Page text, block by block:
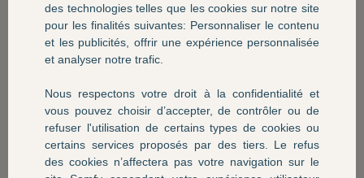
Si vous ne possédez pas encore de porte de garage,
contactez notreassistance techniquequi vous guidera
dans votre projet.
des technologies telles que les cookies sur notre site
pour les finalités suivantes: Personnaliser le contenu
et les publicités, offrir une expérience personnalisée
et analyser notre trafic.
Nous respectons votre droit à la confidentialité et
vous pouvez choisir d’accepter, de contrôler ou de
refuser l'utilisation de certains types de cookies ou
certains services proposés par des tiers. Le refus
des cookies n’affectera pas votre navigation sur le